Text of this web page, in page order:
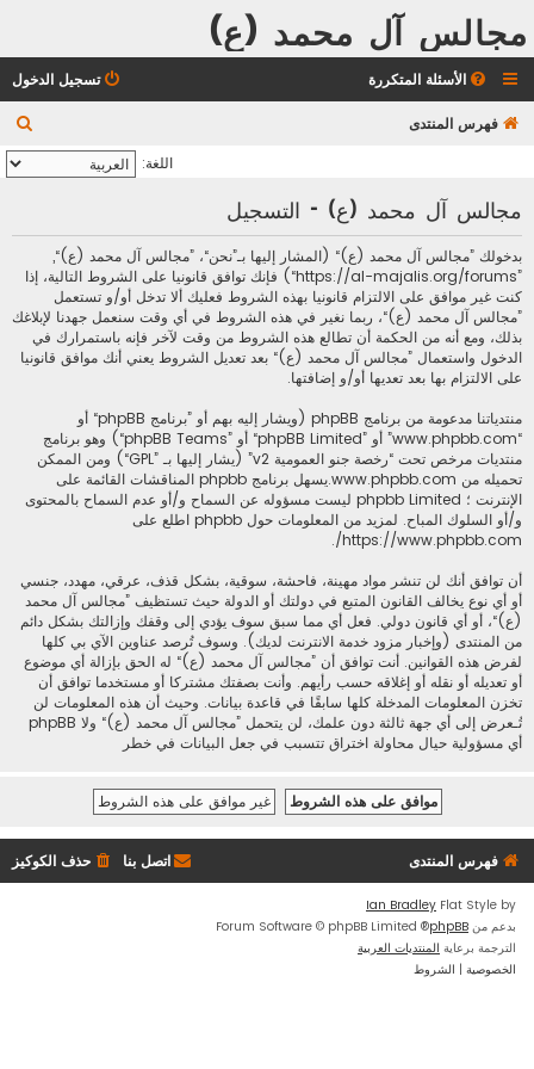
مجالس آل محمد (ع)
الأسئلة المتكررة تسجيل الدخول
فهرس المنتدى
ح
ث
اللغة:
مجالس آل محمد (ع) - التسجيل
بدخولك ”مجالس آل محمد (ع)“ (المشار إليها بـ”نحن“، ”مجالس آل محمد (ع)“,
”https://al-majalis.org/forums“) فإنك توافق قانونيا على الشروط التالية، إذا
كنت غير موافق على الالتزام قانونيا بهذه الشروط فعليك ألا تدخل أو/و تستعمل
”مجالس آل محمد (ع)“، ربما نغير في هذه الشروط في أي وقت سنعمل جهدنا لإبلاغك
بذلك، ومع أنه من الحكمة أن تطالع هذه الشروط من وقت لآخر فإنه باستمرارك في
الدخول واستعمال ”مجالس آل محمد (ع)“ بعد تعديل الشروط يعني أنك موافق قانونيا
على الالتزام بها بعد تعديها أو/و إضافتها.
منتدياتنا مدعومة من برنامج phpBB (ويشار إليه بهم أو ”برنامج phpBB“ أو
“www.phpbb.com” أو ”phpBB Limited“ أو ”phpBB Teams“) وهو برنامج
منتديات مرخص تحت “رخصة جنو العمومية v2
” (يشار إليها بـ ”GPL“) ومن الممكن
تحميله من www.phpbb.com
.يسهل برنامج phpbb المناقشات القائمة على
الإنترنت ؛ phpbb Limited ليست مسؤوله عن السماح و/أو عدم السماح بالمحتوى
و/أو السلوك المباح. لمزيد من المعلومات حول phpbb اطلع على
https://www.phpbb.com/
.
أن توافق أنك لن تنشر مواد مهينة، فاحشة، سوقية، بشكل قذف، عرقي، مهدد، جنسي
أو أي نوع يخالف القانون المتبع في دولتك أو الدولة حيث تستظيف ”مجالس آل محمد
(ع)“، أو أي قانون دولي. فعل أي مما سبق سوف يؤدي إلى وقفك وإزالتك بشكل دائم
من المنتدى (وإخبار مزود خدمة الانترنت لديك). وسوف تُرصد عناوين الآي بي كلها
لفرض هذه القوانين. أنت توافق أن ”مجالس آل محمد (ع)“ له الحق بإزالة أي موضوع
أو تعديله أو نقله أو إغلاقه حسب رأيهم. وأنت بصفتك مشتركا أو مستخدما توافق أن
تخزن المعلومات المدخلة كلها سابقًا في قاعدة بيانات. وحيث أن هذه المعلومات لن
تُـعرض إلى أي جهة ثالثة دون علمك، لن يتحمل ”مجالس آل محمد (ع)“ ولا phpBB
أي مسؤولية حيال محاولة اختراق تتسبب في جعل البيانات في خطر
فهرس المنتدى حذف الكوكيز اتصل بنا
Flat Style by
Ian Bradley
بدعم من phpBB
® Forum Software © phpBB Limited
الترجمة برعاية المنتديات العربية
الخصوصية | الشروط